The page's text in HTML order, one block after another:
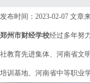
发布时间：2023-02-07 文章
郑州市财经学校经过多年努
社教育先进集体、河南省文
培训基地、河南省中等职业